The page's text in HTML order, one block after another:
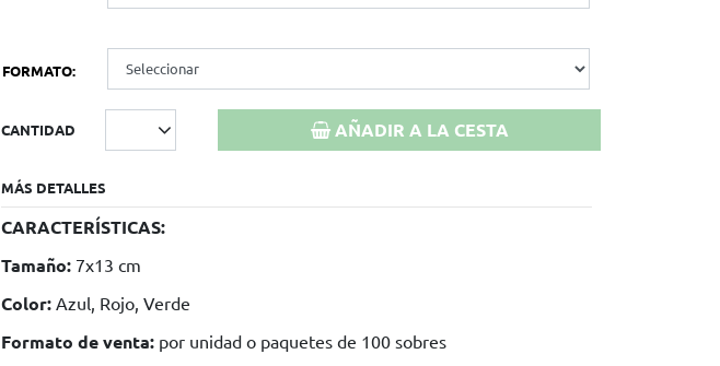
FORMATO
CANTIDAD AÑADIR A LA CESTA
MÁS DETALLES
CARACTERÍSTICAS:
Tamaño: 7x13 cm
Color: Azul, Rojo, Verde
Formato de venta: por unidad o paquetes de 100 sobres